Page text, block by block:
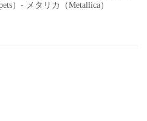
）- メタリカ（Metallica）